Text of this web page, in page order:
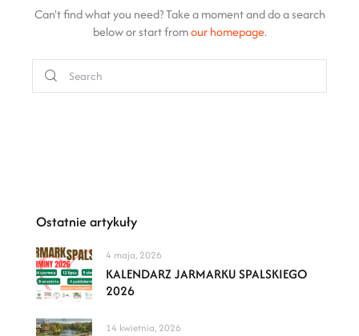
Can't find what you need? Take a moment and do a search
below or start fromour homepage.
Ostatnie artykuły
4 maja, 2026
KALENDARZ JARMARKU SPALSKIEGO
2026
14 kwietnia, 2026